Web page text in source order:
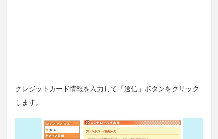
クレジットカード情報を入力して「送信」ボタンをクリック
します。